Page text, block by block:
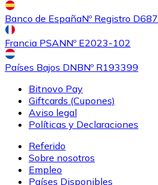
Comprar
SHIB
ComprarUniswap
UNI
Banco de EspañaNº Registro D687
Francia PSANNº E2023-102
Países Bajos DNBNº R193399
Bitnovo Pay
Giftcards (Cupones)
Aviso legal
Políticas y Declaraciones
Referido
Sobre nosotros
Empleo
Países Disponibles